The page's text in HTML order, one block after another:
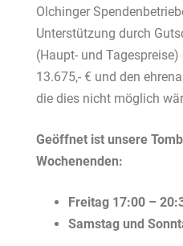
Olchinger
Unterstützung durch
(Haupt- und
13.675,- € und den
die dies nicht möglich
Geöffnet ist unsere
Wochenenden:
Freitag 17:00 –
Samstag und